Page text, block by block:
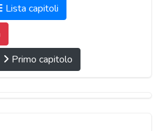
Lista capitoli
Primo capitolo